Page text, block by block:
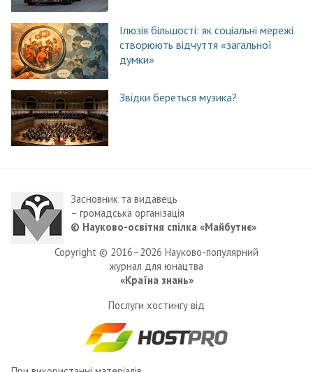
Ілюзія більшості: як соціальні мережі
створюють відчуття «загальної
думки»
Звідки береться музика?
Засновник та видавець
– громадська організація
© Науково-освітня спілка «Майбутнє»
Copyright © 2016–2026 Науково-популярний
журнал для юнацтва
«Країна знань»
Послуги хостингу від